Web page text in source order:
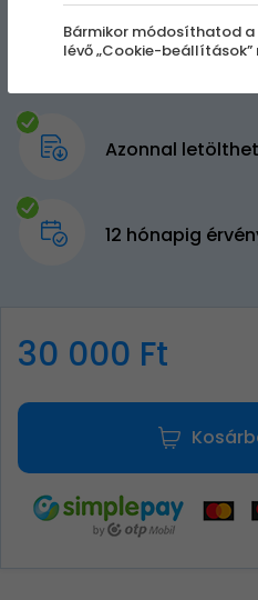
Azonnal
12 hónapig
30 000 Ft
Bármikor módosíthatod
lévő „Cookie-beállítások”